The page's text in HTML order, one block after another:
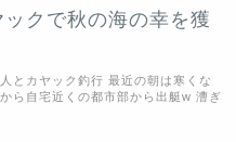
クで秋の海の幸を獲
とカヤック釣行 最近の朝は寒くな
ら自宅近くの都市部から出艇w 漕ぎ